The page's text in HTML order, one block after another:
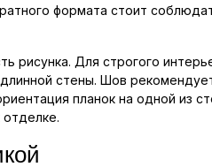
формата стоит
рисунка. Для строгого
стены. Шов
планок на одной из